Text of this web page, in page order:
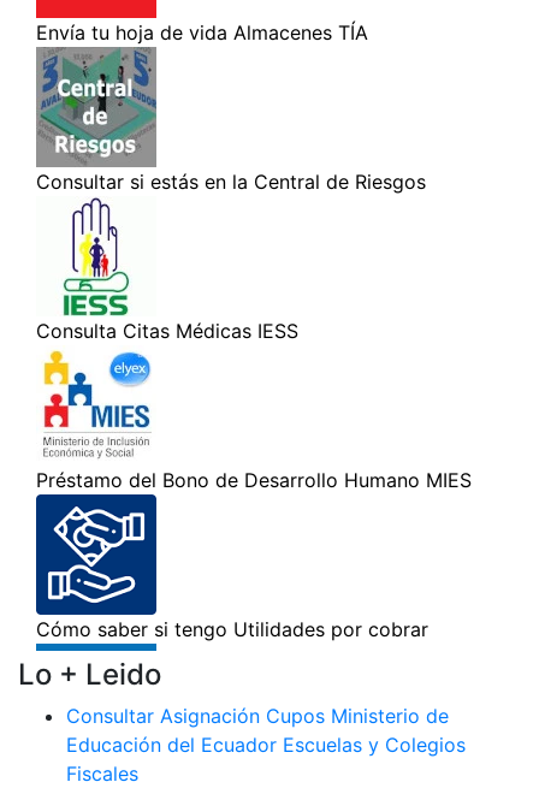
Lo + Leido
Consultar Asignación Cupos Ministerio de
Educación del Ecuador Escuelas y Colegios
Fiscales